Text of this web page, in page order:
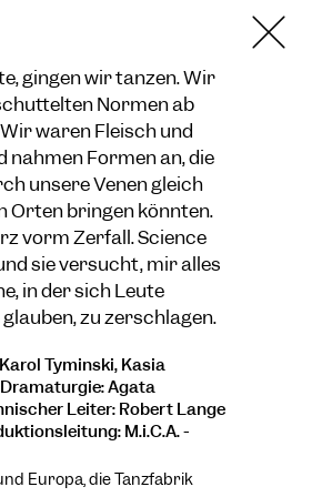
gingen wir tanzen. Wir
Normen ab
waren Fleisch und
nahmen Formen an, die
unsere Venen gleich
Orten bringen könnten.
vorm Zerfall. Science
sie versucht, mir alles
in der sich Leute
zu zerschlagen.
Tyminski, Kasia
Dramaturgie: Agata
Leiter: Robert Lange
M.i.C.A. -
Europa, die Tanzfabrik